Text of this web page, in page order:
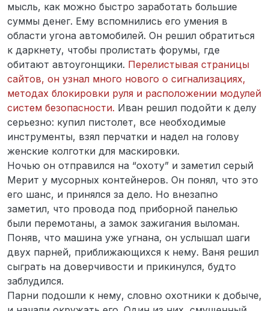
мысль, как можно быстро заработать большие
суммы денег. Ему вспомнились его умения в
области угона автомобилей. Он решил обратиться
к даркнету, чтобы пролистать форумы, где
обитают автоугонщики. Перелистывая страницы
сайтов, он узнал много нового о сигнализациях,
методах блокировки руля и расположении модулей
систем безопасности. Иван решил подойти к делу
серьезно: купил пистолет, все необходимые
инструменты, взял перчатки и надел на голову
женские колготки для маскировки.
Ночью он отправился на “охоту” и заметил серый
Мерит у мусорных контейнеров. Он понял, что это
его шанс, и принялся за дело. Но внезапно
заметил, что провода под приборной панелью
были перемотаны, а замок зажигания выломан.
Поняв, что машина уже угнана, он услышал шаги
двух парней, приближающихся к нему. Ваня решил
сыграть на доверчивости и прикинулся, будто
заблудился.
Парни подошли к нему, словно охотники к добыче,